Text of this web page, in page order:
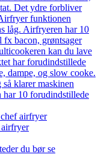
Det ydre forbliver
funktionen
låg. Airfryeren har 10
bacon, grøntsager
kan du lave
har forudindstillede
dampe, og slow cooke.
klarer maskinen
10 forudindstillede
airfryer
du bør se